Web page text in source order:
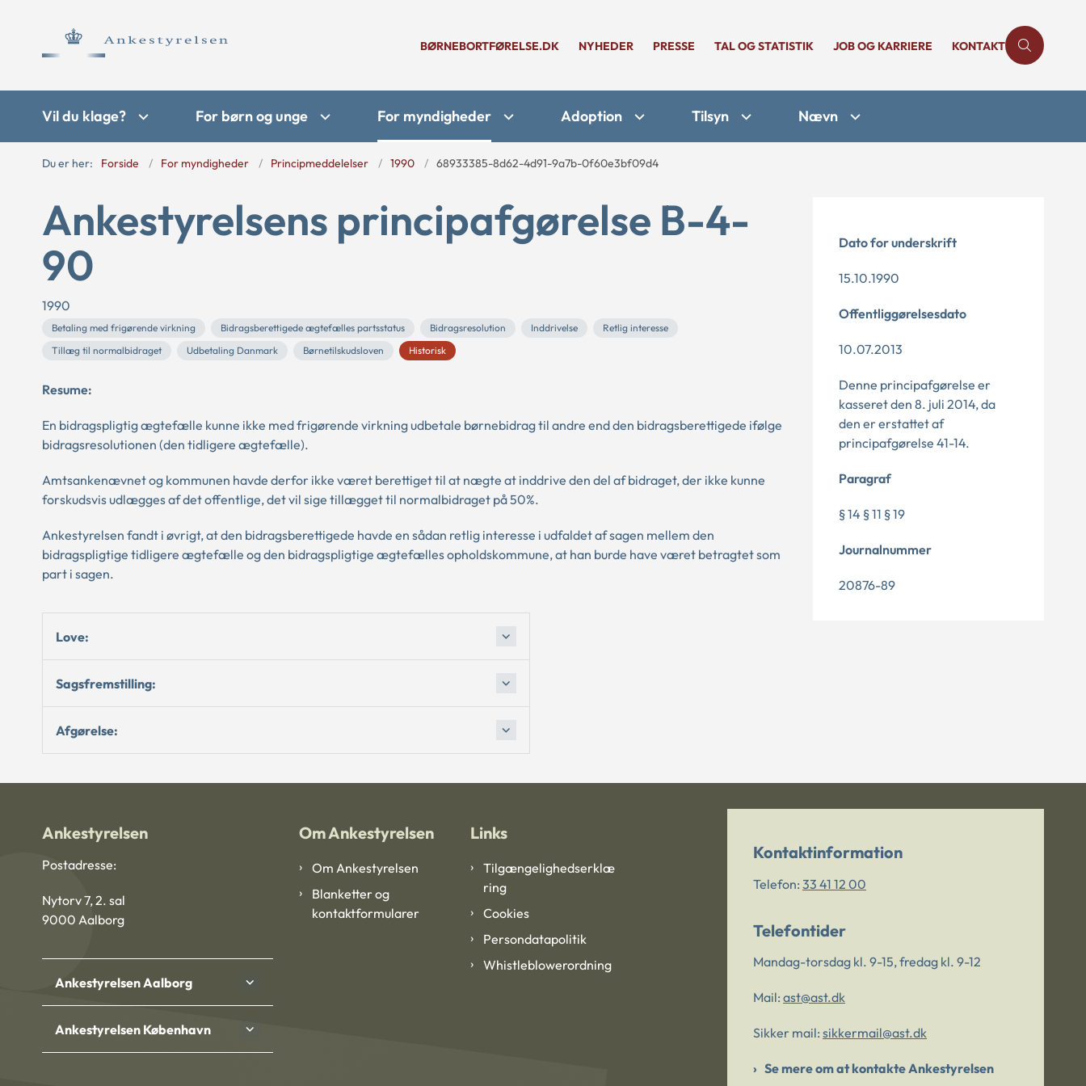
BØRNEBORTFØRELSE.DK NYHEDER PRESSE TAL OG STATISTIK JOB OG KARRIERE KONTAKT
Vil du klage? For børn og unge For myndigheder Adoption Tilsyn Nævn
Du er her: Forside For myndigheder Principmeddelelser 1990 68933385-8d62-4d91-9a7b-0f60e3bf09d4
Ankestyrelsens principafgørelse B-4-
90
1990
Betaling med frigørende virkning Bidragsberettigede ægtefælles partsstatus Bidragsresolution Inddrivelse
Retlig interesse
Tillæg til normalbidraget
Udbetaling Danmark Børnetilskudsloven Historisk
Resume:
En bidragspligtig ægtefælle kunne ikke med frigørende virkning udbetale børnebidrag til andre end den bidragsberettigede ifølge
bidragsresolutionen (den tidligere ægtefælle).
Amtsankenævnet og kommunen havde derfor ikke været berettiget til at nægte at inddrive den del af bidraget, der ikke kunne
forskudsvis udlægges af det offentlige, det vil sige tillægget til normalbidraget på 50%.
Ankestyrelsen fandt i øvrigt, at den bidragsberettigede havde en sådan retlig interesse i udfaldet af sagen mellem den
bidragspligtige tidligere ægtefælle og den bidragspligtige ægtefælles opholdskommune, at han burde have været betragtet som
part i sagen.
Love:
Sagsfremstilling:
Afgørelse:
Dato for underskrift
15.10.1990
Offentliggørelsesdato
10.07.2013
Denne principafgørelse er
kasseret den 8. juli 2014, da
den er erstattet af
principafgørelse 41-14.
Paragraf
§ 14 § 11 § 19
Journalnummer
20876-89
Ankestyrelsen
Postadresse:
Nytorv 7, 2. sal
9000 Aalborg
Ankestyrelsen Aalborg
Ankestyrelsen København
Om Ankestyrelsen
Om Ankestyrelsen
Blanketter og
kontaktformularer
Links
Tilgængelighedserklæ
ring
Cookies
Persondatapolitik
Whistleblowerordning
Kontaktinformation
Telefon: 33 41 12 00
Telefontider
Mandag-torsdag kl. 9-15, fredag kl. 9-12
Mail: ast@ast.dk
Sikker mail: sikkermail@ast.dk
Se mere om at kontakte Ankestyrelsen